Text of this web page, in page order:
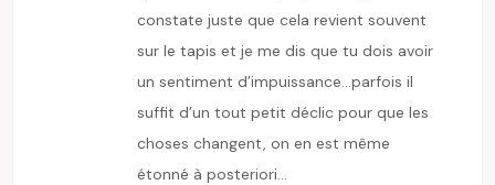
constate juste que cela revient souvent
sur le tapis et je me dis que tu dois avoir
un sentiment d’impuissance…parfois il
suffit d’un tout petit déclic pour que les
choses changent, on en est même
étonné à posteriori…